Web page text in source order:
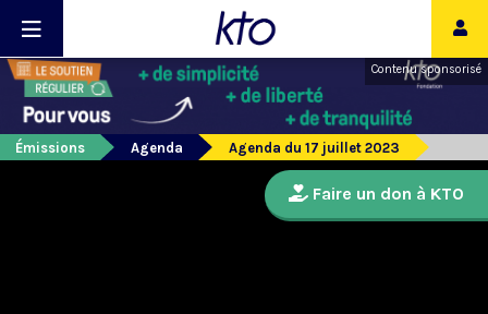
Contenu sponsorisé
Émissions Agenda Agenda du 17 juillet 2023
Faire un don à KTO